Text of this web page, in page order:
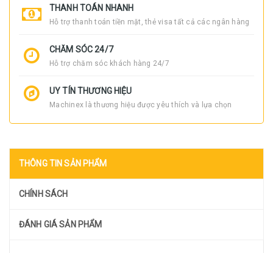
THANH TOÁN NHANH
Hỗ trợ thanh toán tiền mặt, thẻ visa tất cả các ngân hàng
CHĂM SÓC 24/7
Hỗ trợ chăm sóc khách hàng 24/7
UY TÍN THƯƠNG HIỆU
Machinex là thương hiệu được yêu thích và lựa chọn
THÔNG TIN SẢN PHẨM
CHÍNH SÁCH
ĐÁNH GIÁ SẢN PHẨM